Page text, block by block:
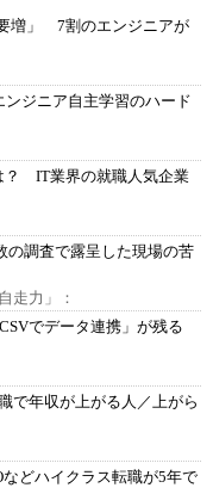
増」 7割のエンジニアが
ジニア自主学習のハード
？ IT業界の就職人気企業
の調査で露呈した現場の苦
走力」：
でデータ連携」が残る
で年収が上がる人／上がら
どハイクラス転職が5年で